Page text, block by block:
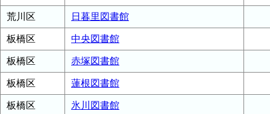
荒川区 日暮里図書館
板橋区 中央図書館
板橋区 赤塚図書館
板橋区 蓮根図書館
板橋区 氷川図書館